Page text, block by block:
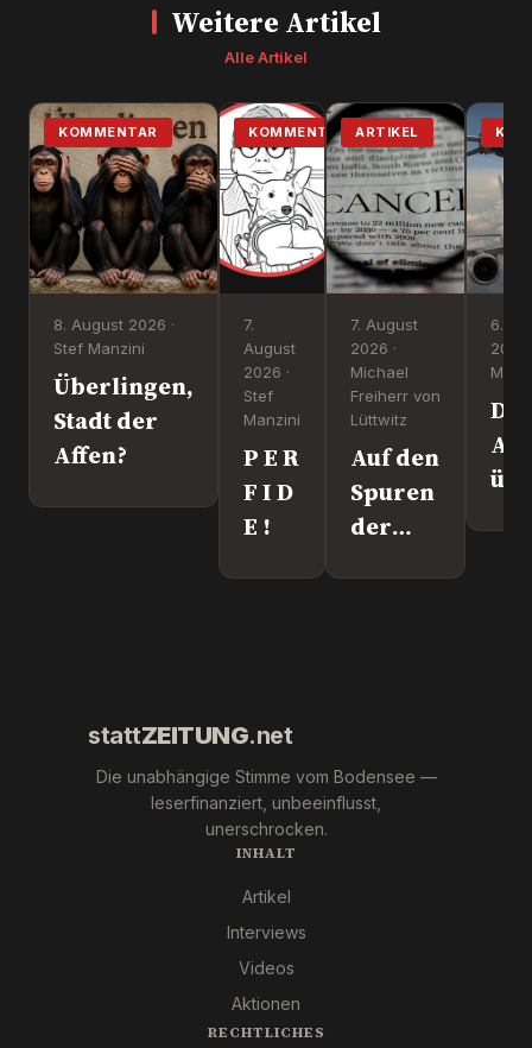
Weitere Artikel
Alle Artikel
KOMMENTAR
8. August 2026 ·
Stef Manzini
Überlingen,
Stadt der
Affen?
KOMMENTAR
7.
August
2026 ·
Stef
Manzini
P E R
F I D
E !
ARTIKEL
7. August
2026 ·
Michael
Freiherr von
Lüttwitz
Auf den
Spuren
der
6.
2026
stattZEITUNG.net
Die unabhängige Stimme vom Bodensee —
leserfinanziert, unbeeinflusst,
unerschrocken.
INHALT
Artikel
Interviews
Videos
Aktionen
RECHTLICHES